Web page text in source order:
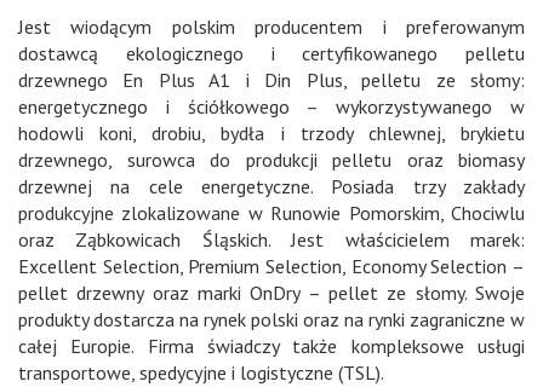
Jest wiodącym polskim producentem i preferowanym
dostawcą ekologicznego i certyfikowanego pelletu
drzewnego En Plus A1 i Din Plus, pelletu ze słomy:
energetycznego i ściółkowego – wykorzystywanego w
hodowli koni, drobiu, bydła i trzody chlewnej, brykietu
drzewnego, surowca do produkcji pelletu oraz biomasy
drzewnej na cele energetyczne. Posiada trzy zakłady
produkcyjne zlokalizowane w Runowie Pomorskim, Chociwlu
oraz Ząbkowicach Śląskich. Jest właścicielem marek:
Excellent Selection, Premium Selection, Economy Selection –
pellet drzewny oraz marki OnDry – pellet ze słomy. Swoje
produkty dostarcza na rynek polski oraz na rynki zagraniczne w
całej Europie. Firma świadczy także kompleksowe usługi
transportowe, spedycyjne i logistyczne (TSL).